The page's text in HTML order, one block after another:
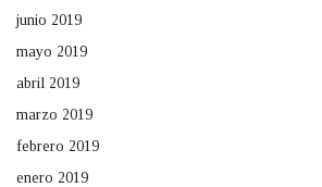
junio 2019
mayo 2019
abril 2019
marzo 2019
febrero 2019
enero 2019